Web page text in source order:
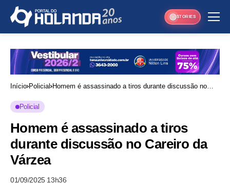
STORIES
Início Policial Homem é assassinado a tiros durante discussão no
Policial
Homem é assassinado a tiros
durante discussão no Careiro da
Várzea
01/09/2025 13h36